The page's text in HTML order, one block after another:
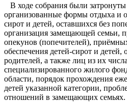
В ходе собрания были
организованные формы отдыха и
сирот и детей, оставшихся без
организация замещающей семьи,
опекунов (попечителей),
обеспечения детей-сирот и детей,
родителей, а также лиц из их
специализированного жилого
области, порядок прохождения
детей указанной категории,
отношений в замещающих семьях.